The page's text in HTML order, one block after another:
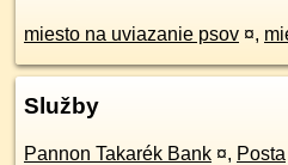
miesto na uviazanie psov ¤,
Služby
Pannon Takarék Bank ¤, Posta